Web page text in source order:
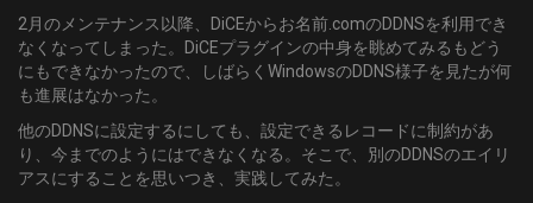
2月のメンテナンス以降、DiCEからお名前.comのDDNSを利用でき
なくなってしまった。DiCEプラグインの中身を眺めてみるもどう
にもできなかったので、しばらくWindowsのDDNS様子を見たが何
も進展はなかった。
他のDDNSに設定するにしても、設定できるレコードに制約があ
り、今までのようにはできなくなる。そこで、別のDDNSのエイリ
アスにすることを思いつき、実践してみた。